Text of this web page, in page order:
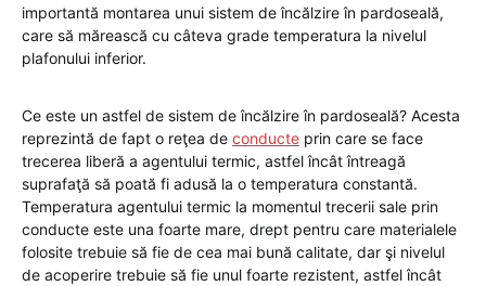
importantă montarea unui sistem de încălzire în pardoseală,
care să mărească cu câteva grade temperatura la nivelul
plafonului inferior.
Ce este un astfel de sistem de încălzire în pardoseală? Acesta
reprezintă de fapt o reţea de conducte prin care se face
trecerea liberă a agentului termic, astfel încât întreagă
suprafaţă să poată fi adusă la o temperatura constantă.
Temperatura agentului termic la momentul trecerii sale prin
conducte este una foarte mare, drept pentru care materialele
folosite trebuie să fie de cea mai bună calitate, dar şi nivelul
de acoperire trebuie să fie unul foarte rezistent, astfel încât